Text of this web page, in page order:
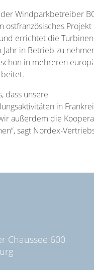
Windparkbetreiber
ostfranzösisches Projekt
errichtet die
in Betrieb zu
in mehreren
dass unsere
in
außerdem die
sagt Nordex-
Chaussee 600